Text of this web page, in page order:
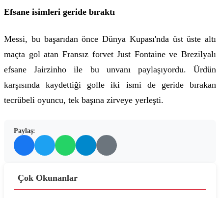
Efsane isimleri geride bıraktı
Messi, bu başarıdan önce Dünya Kupası'nda üst üste altı
maçta gol atan Fransız forvet Just Fontaine ve Brezilyalı
efsane Jairzinho ile bu unvanı paylaşıyordu. Ürdün
karşısında kaydettiği golle iki ismi de geride bırakan
tecrübeli oyuncu, tek başına zirveye yerleşti.
Paylaş:
Çok Okunanlar